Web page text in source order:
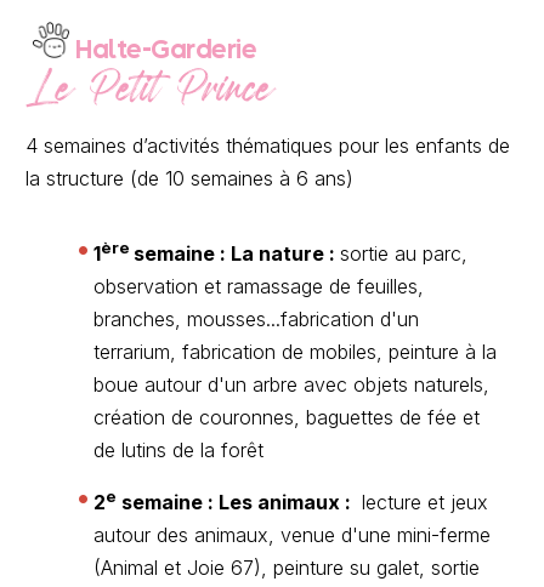
Halte-Garderie
Le Petit Prince
4 semaines d’activités thématiques pour les enfants de
la structure (de 10 semaines à 6 ans)
1ère semaine : La nature : sortie au parc,
observation et ramassage de feuilles,
branches, mousses...fabrication d'un
terrarium, fabrication de mobiles, peinture à la
boue autour d'un arbre avec objets naturels,
création de couronnes, baguettes de fée et
de lutins de la forêt
2e semaine : Les animaux : lecture et jeux
autour des animaux, venue d'une mini-ferme
(Animal et Joie 67), peinture su galet, sortie